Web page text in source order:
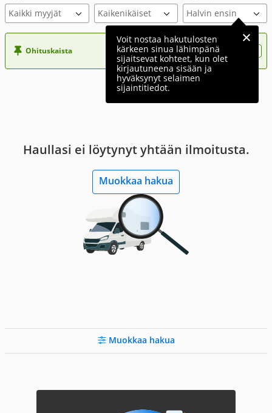
Kaikki myyjät
Voit nostaa hakutulosten
kärkeen sinua lähimpänä
sijaitsevat kohteet, kun olet
kirjautuneena sisään ja
hyväksynyt selaimen
sijaintitiedot.
Ohituskaista Nosta ilmoituksesi tähän?
Haullasi ei löytynyt yhtään ilmoitusta.
Muokkaa hakua
Muokkaa hakua